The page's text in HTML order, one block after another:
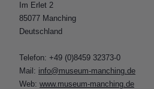
Im Erlet 2
85077 Manching
Deutschland
Telefon: +49 (0)8459 32373-0
Mail: info@museum-manching.de
Web: www.museum-manching.de